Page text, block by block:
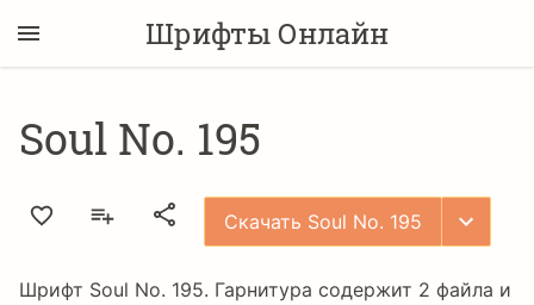
Шрифты Онлайн
Soul No. 195
Скачать Soul No. 195
Шрифт Soul No. 195. Гарнитура содержит 2 файла и